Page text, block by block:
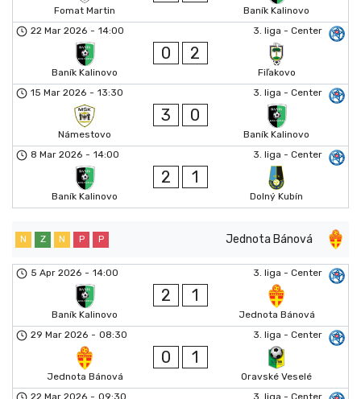
Fomat Martin
Baník Kalinovo
3. liga - Center
22 Mar 2026 - 14:00
Baník Kalinovo
0 2
Fiľakovo
3. liga - Center
15 Mar 2026 - 13:30
Námestovo
3 0
Baník Kalinovo
3. liga - Center
8 Mar 2026 - 14:00
Baník Kalinovo
2 1
Dolný Kubín
Jednota Bánová
N Z N P P
3. liga - Center
5 Apr 2026 - 14:00
Baník Kalinovo
2 1
Jednota Bánová
3. liga - Center
29 Mar 2026 - 08:30
Jednota Bánová
0 1
Oravské Veselé
3. liga - Center
22 Mar 2026 - 09:30